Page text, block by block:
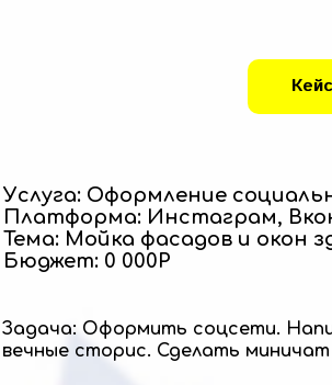
Услуга: Оформление
Платформа: Инстаграм,
Тема: Мойка фасадов и окон
Бюджет: 0 000Р
Задача: Оформить соцсети.
вечные сторис. Сделать